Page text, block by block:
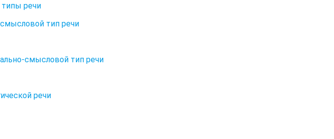
речи
тип речи
смысловой тип речи
речи